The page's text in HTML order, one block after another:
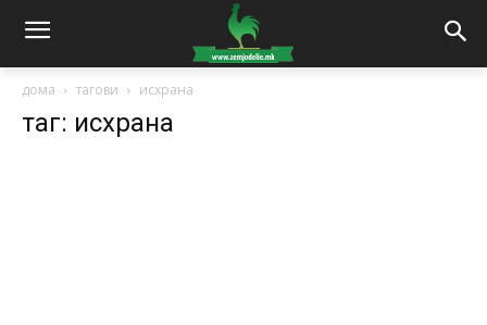
дома тагови исхрана
таг: исхрана